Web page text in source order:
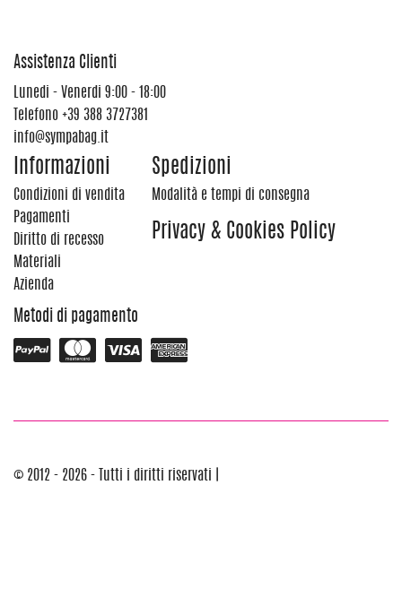
Assistenza Clienti
Lunedi - Venerdi 9:00 - 18:00
Telefono +39 388 3727381
info@sympabag.it
Informazioni
Condizioni di vendita
Pagamenti
Diritto di recesso
Materiali
Azienda
Spedizioni
Modalità e tempi di consegna
Privacy & Cookies Policy
Metodi di pagamento
© 2012 - 2026 - Tutti i diritti riservati |